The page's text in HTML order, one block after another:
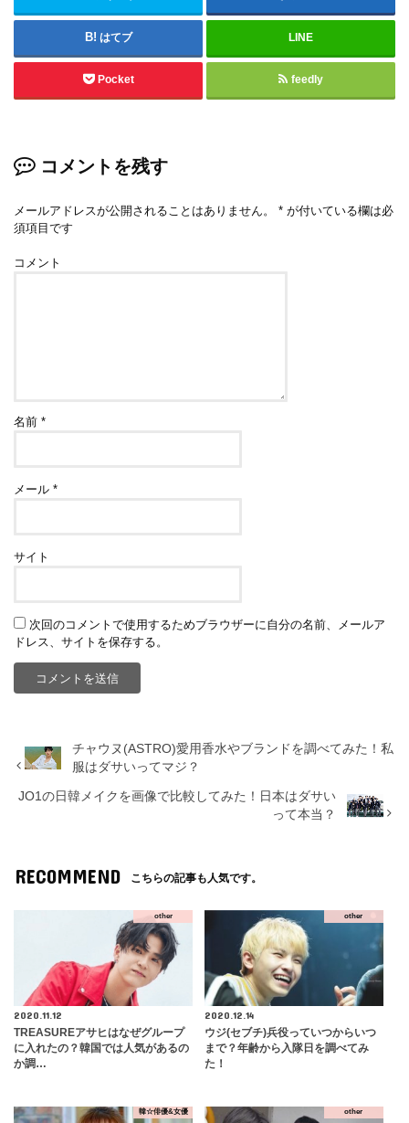
はてブ LINE
Pocket feedly
コメントを残す
メールアドレスが公開されることはありません。 * が付いている欄は必
須項目です
コメント
名前*
メール*
サイト
次回のコメントで使用するためブラウザーに自分の名前、メールア
ドレス、サイトを保存する。
チャウヌ(ASTRO)愛用香水やブランドを調べてみた！私
服はダサいってマジ？
JO1の日韓メイクを画像で比較してみた！日本はダサい
って本当？
RECOMMEND こちらの記事も人気です。
other
2020.11.12
TREASUREアサヒはなぜグループ
に入れたの？韓国では人気があるの
か調…
other
2020.12.14
ウジ(セブチ)兵役っていつからいつ
まで？年齢から入隊日を調べてみ
た！
韓☆俳優&女優 other